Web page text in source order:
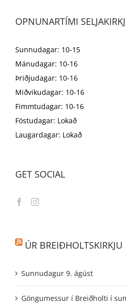
OPNUNARTÍMI
Sunnudagar: 10-15
Mánudagar: 10-16
Þriðjudagar: 10-16
Miðvikudagar: 10-16
Fimmtudagar: 10-16
Föstudagar: Lokað
Laugardagar: Lokað
GET SOCIAL
ÚR BREIÐHOLTSKIRKJU
Sunnudagur 9. ágúst
Göngumessur í Breiðholti í